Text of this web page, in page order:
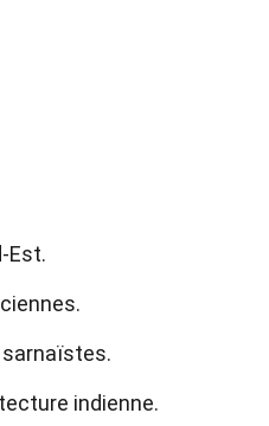
Est.
indienne.